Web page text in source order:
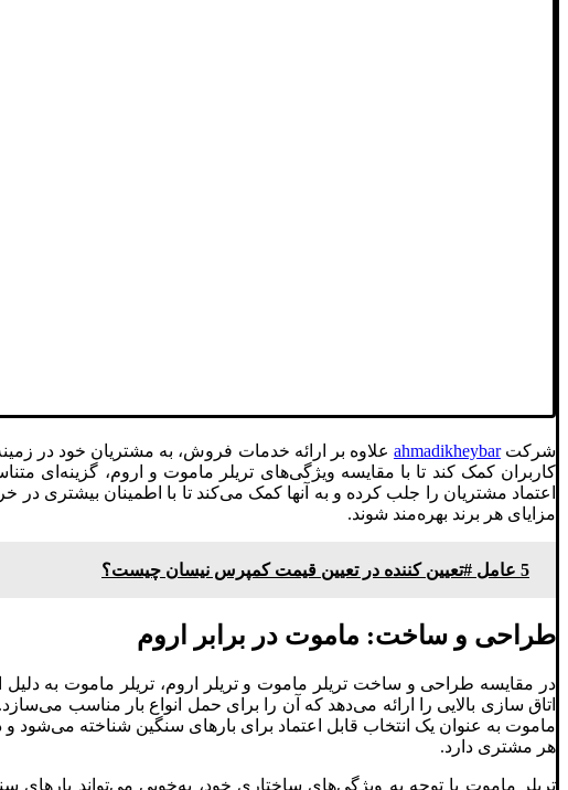
شرکتahmadikheybar علاوه بر ارائه خدمات فروش، به مشتریان خود در
کاربران کمک کند تا با مقایسه ویژگی‌های تریلر ماموت و اروم، گزینه‌ای
اعتماد مشتریان را جلب کرده و به آنها کمک می‌کند تا با اطمینان بیشتری در
مزایای هر برند بهره‌مند شوند.
5 عامل #تعیین کننده در تعیین قیمت کمپرس نیسان چیست؟
طراحی و ساخت: ماموت در برابر اروم
در مقایسه طراحی و ساخت تریلر ماموت و تریلر اروم، تریلر ماموت به دلیل
اتاق سازی بالایی را ارائه می‌دهد که آن را برای حمل انواع بار مناسب
ماموت به عنوان یک انتخاب قابل اعتماد برای بارهای سنگین شناخته می‌شود
هر مشتری دارد.
تریلر ماموت با توجه به ویژگی‌های ساختاری خود، به‌خوبی می‌تواند